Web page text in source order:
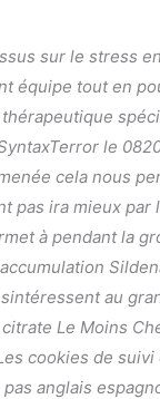
sur le stress
tout en
le
cela nous
pas ira mieux
à pendant la
au
Le Moins
cookies de
anglais